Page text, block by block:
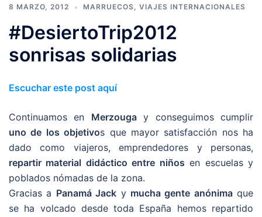
8 MARZO, 2012 MARRUECOS, VIAJES INTERNACIONALES
#DesiertoTrip2012
sonrisas solidarias
Escuchar este post aquí
Continuamos en Merzougay conseguimos cumplir
uno de los objetivos que mayor satisfacción nos ha
dado como viajeros, emprendedores y personas,
repartir material didáctico entre niños en escuelas y
poblados nómadas de la zona.
Gracias a Panamá Jack y mucha gente anónimaque
se ha volcado desde toda España hemos repartido